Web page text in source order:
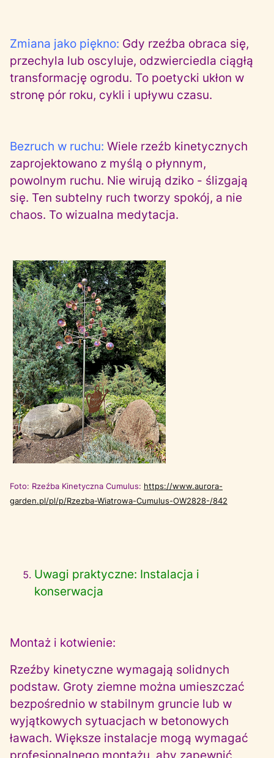
Zmiana jako piękno: Gdy rzeźba obraca się,
przechyla lub oscyluje, odzwierciedla ciągłą
transformację ogrodu. To poetycki ukłon w
stronę pór roku, cykli i upływu czasu.
Bezruch w ruchu: Wiele rzeźb kinetycznych
zaprojektowano z myślą o płynnym,
powolnym ruchu. Nie wirują dziko - ślizgają
się. Ten subtelny ruch tworzy spokój, a nie
chaos. To wizualna medytacja.
Foto: Rzeźba Kinetyczna Cumulus: https://www.aurora-
garden.pl/pl/p/Rzezba-Wiatrowa-Cumulus-OW2828-/842
Uwagi praktyczne: Instalacja i
konserwacja
Montaż i kotwienie:
Rzeźby kinetyczne wymagają solidnych
podstaw. Groty ziemne można umieszczać
bezpośrednio w stabilnym gruncie lub w
wyjątkowych sytuacjach w betonowych
ławach. Większe instalacje mogą wymagać